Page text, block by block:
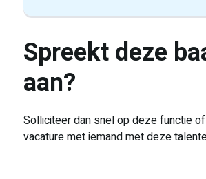
Spreekt deze
aan?
Solliciteer dan snel op deze functie
vacature met iemand met deze